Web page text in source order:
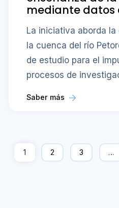
mediante datos
La iniciativa aborda
la cuenca del río
de estudio para el
procesos de
Saber más
1 2 3 …